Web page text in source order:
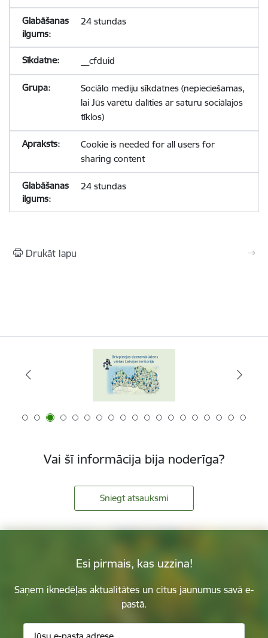
24 stundas
__cfduid
Sociālo mediju sīkdatnes (nepieciešamas,
lai Jūs varētu dalīties ar saturu sociālajos
tīklos)
Cookie is needed for all users for
sharing content
24 stundas
Drukāt lapu
Vai šī informācija bija noderīga?
Sniegt atsauksmi
Esi pirmais, kas uzzina!
Saņem iknedēļas aktualitātes un citus jaunumus savā e-
pastā.